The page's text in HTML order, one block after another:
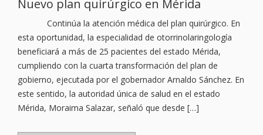
Nuevo plan quirúrgico en Mérida
Continúa la atención médica del plan quirúrgico. En
esta oportunidad, la especialidad de otorrinolaringología
beneficiará a más de 25 pacientes del estado Mérida,
cumpliendo con la cuarta transformación del plan de
gobierno, ejecutada por el gobernador Arnaldo Sánchez. En
este sentido, la autoridad única de salud en el estado
Mérida, Moraima Salazar, señaló que desde […]